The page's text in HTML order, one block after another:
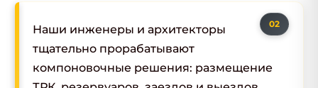
Наши инженеры и архитекторы
тщательно прорабатывают
компоновочные решения: размещение